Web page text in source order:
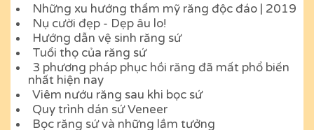
Những xu hướng thẩm mỹ răng độc đáo | 2019
Nụ cười đẹp - Dẹp âu lo!
Hướng dẫn vệ sinh răng sứ
Tuổi thọ của răng sứ
3 phương pháp phục hồi răng đã mất phổ biến
nhất hiện nay
Viêm nướu răng sau khi bọc sứ
Quy trình dán sứ Veneer
Bọc răng sứ và những lầm tưởng